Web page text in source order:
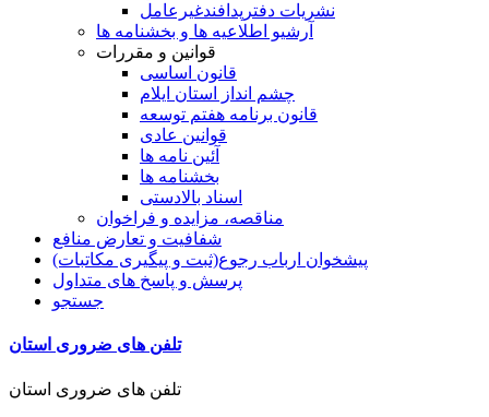
نشريات دفترپدافندغيرعامل
آرشیو اطلاعیه ها و بخشنامه ها
قوانین و مقررات
قانون اساسی
چشم انداز استان ایلام
قانون برنامه هفتم توسعه
قوانین عادی
آئین نامه ها
بخشنامه ها
اسناد بالادستی
مناقصه، مزایده و فراخوان
شفافیت و تعارض منافع
پیشخوان ارباب رجوع(ثبت و پیگیری مکاتبات)
پرسش و پاسخ های متداول
جستجو
تلفن های ضروری استان
تلفن های ضروری استان